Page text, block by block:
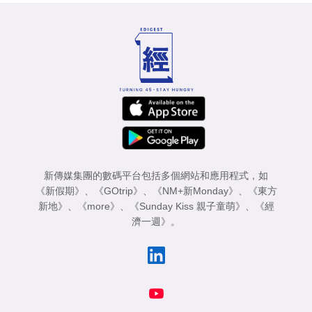
新傳媒集團的數碼平台包括多個網站和應用程式，如
《新假期》 、 《GOtrip》 、 《NM+新Monday》 、
《東方
新地》 、 《more》 、 《Sunday Kiss 親子童萌》 、
《經
濟一週》 。